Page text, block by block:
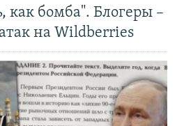
как бомба". Блогеры –
на Wildberries